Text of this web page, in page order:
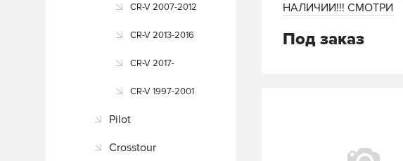
CR-V 2007-2012
CR-V 2013-2016
CR-V 2017-
CR-V 1997-2001
Pilot
Crosstour
НАЛИЧИИ!!! СМОТРИ
Под заказ